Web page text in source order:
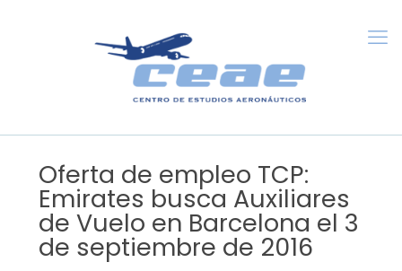
Oferta de empleo TCP:
Emirates busca Auxiliares
de Vuelo en Barcelona el 3
de septiembre de 2016